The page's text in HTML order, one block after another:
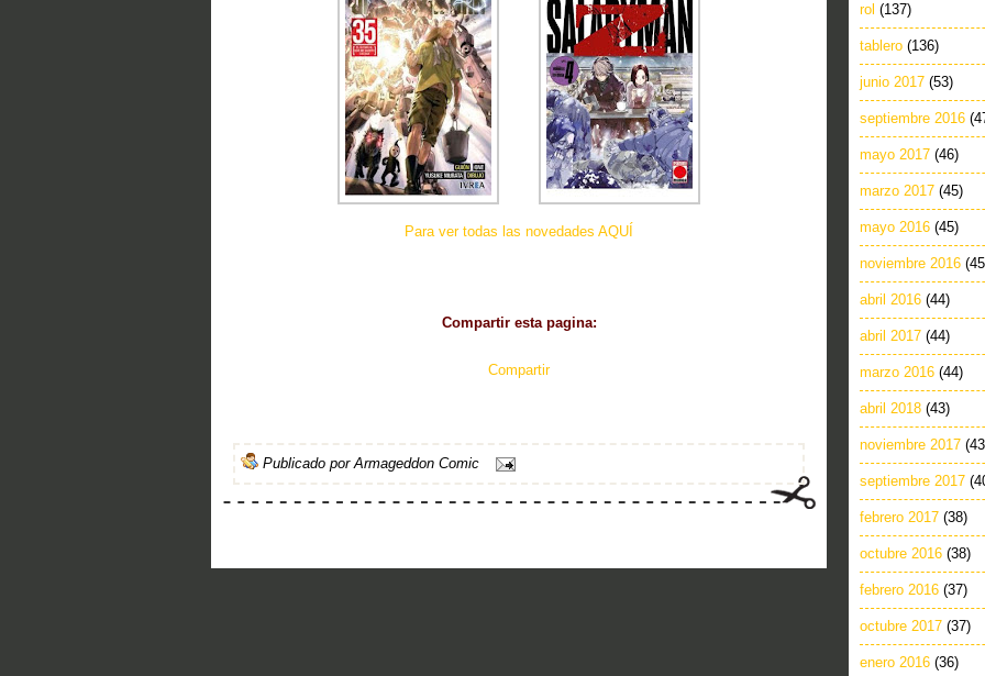
Para ver todas las novedades AQUÍ
Compartir esta pagina:
Compartir
Publicado porArmageddon Comic
rol (137)
tablero (136)
junio 2017 (53)
septiembre 2016
mayo 2017 (46)
marzo 2017 (45)
mayo 2016 (45)
noviembre 2016
abril 2016 (44)
abril 2017 (44)
marzo 2016 (44)
abril 2018 (43)
noviembre 2017
septiembre 2017
febrero 2017 (38)
octubre 2016 (38)
febrero 2016 (37)
octubre 2017 (37)
enero 2016 (36)